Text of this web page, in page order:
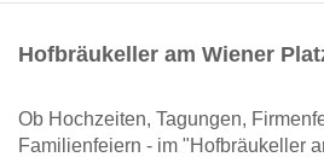
Hofbräukeller am Wiener
Ob Hochzeiten, Tagungen,
Familienfeiern - im "Hofbräukeller